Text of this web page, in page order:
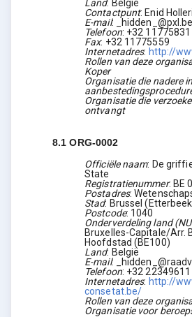
Land: België
Contactpunt:Enid
E-mail:
_hidden_@pxl.be
Telefoon: +32 11775831
Fax: +32 11775559
Internetadres: http://
Rollen van deze
Koper
Organisatie die nadere
Organisatie die
ontvangt
8.1ORG-0002
Officiële naam: De
State
Registratienummer: BE
Postadres:
Stad: Brussel
Postcode: 1040
Onderverdeling land
Bruxelles-Capitale/Arr.
Hoofdstad (BE100)
Land: België
E-mail:
Telefoon: +32 22349611
Internetadres: http://
consetat.be/
Rollen van deze
Organisatie voor